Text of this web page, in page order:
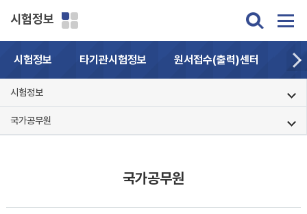
시험정보
시험정보 타기관시험정보 원서접수(출력)센터 자
시험정보
국가공무원
국가공무원